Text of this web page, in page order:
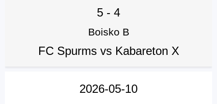
5 - 4
Boisko B
FC Spurms vs Kabareton X
2026-05-10